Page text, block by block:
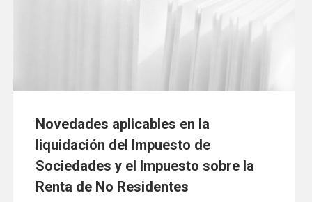
Novedades aplicables en la
liquidación del Impuesto de
Sociedades y el Impuesto sobre la
Renta de No Residentes